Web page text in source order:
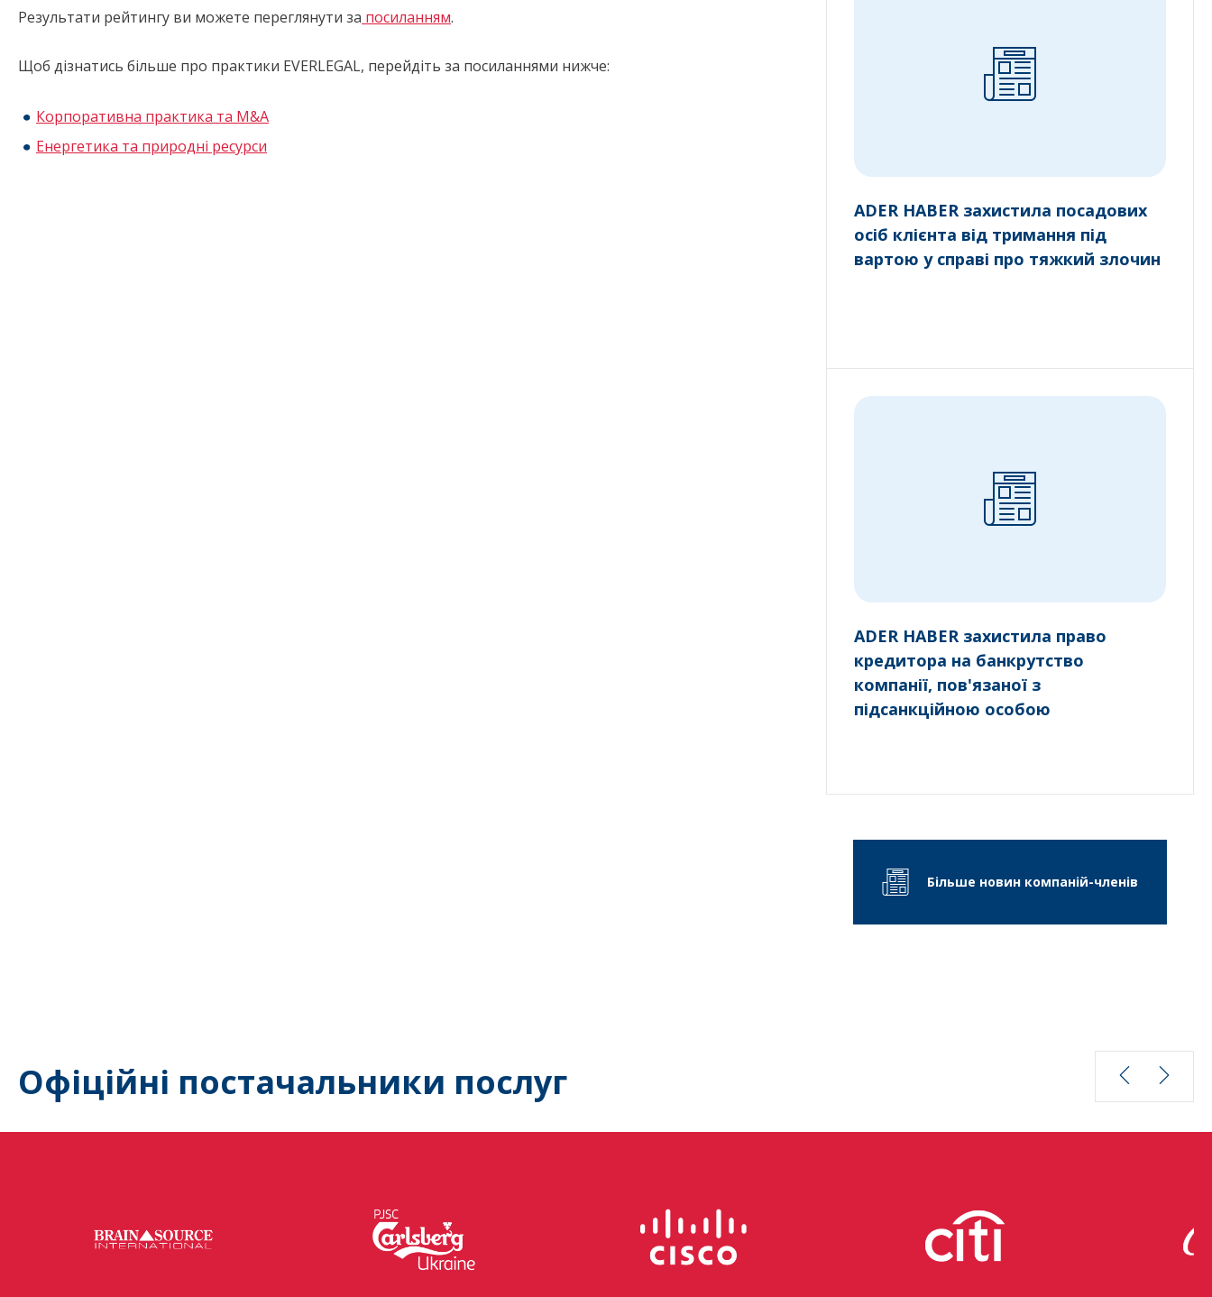
Результати рейтингу ви можете переглянути за посиланням.
Щоб дізнатись більше про практики EVERLEGAL, перейдіть за посиланнями нижче:
Корпоративна практика та M&A
Енергетика та природні ресурси
ADER HABER захистила посадових
осіб клієнта від тримання під
вартою у справі про тяжкий злочин
ADER HABER захистила право
кредитора на банкрутство
компанії, пов'язаної з
підсанкційною особою
Більше новин компаній-членів
Офіційні постачальники послуг